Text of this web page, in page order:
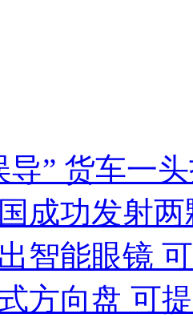
民合力深夜将其击毙
痛下狠手拳打脚踢
回应
导” 货车一
成功发射
智能眼镜
方向盘 可